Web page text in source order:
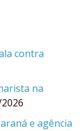
contra
na
e agência